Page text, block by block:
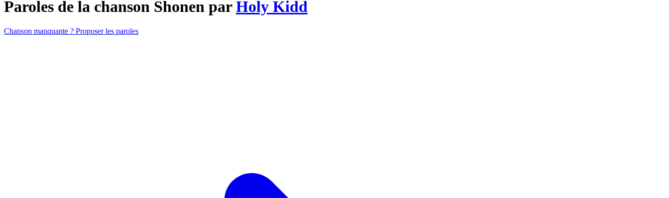
Paroles de la chanson Shonen parHoly Kidd
Chanson manquante ? Proposer les paroles